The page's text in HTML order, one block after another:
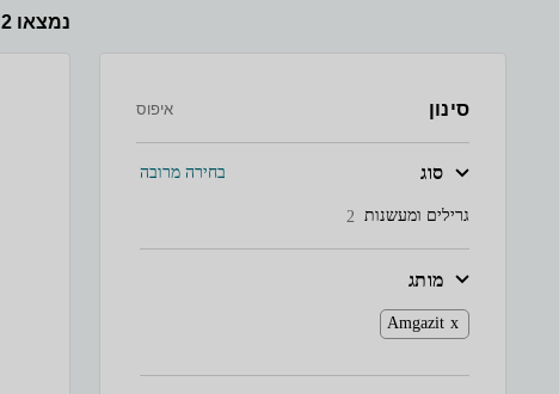
נמצאו 2
סינון איפוס
סוג בחירה מרובה
גרילים ומעשנות 2
מותג
Amgazit